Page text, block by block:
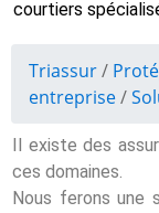
courtiers
Triassur/
entreprise/
Il existe des
ces domaines.
Nous ferons une